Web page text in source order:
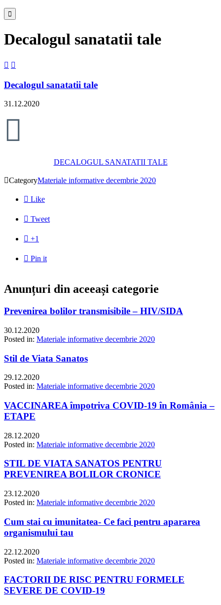

Decalogul sanatatii tale
 
Decalogul sanatatii tale
31.12.2020

DECALOGUL SANATATII TALE
CategoryMateriale informative decembrie 2020
 Like
 Tweet
 +1
 Pin it
Anunțuri din aceeași categorie
Prevenirea bolilor transmisibile – HIV/SIDA
30.12.2020
Posted in: Materiale informative decembrie 2020
Stil de Viata Sanatos
29.12.2020
Posted in: Materiale informative decembrie 2020
VACCINAREA împotriva COVID-19 în România –
ETAPE
28.12.2020
Posted in: Materiale informative decembrie 2020
STIL DE VIATA SANATOS PENTRU
PREVENIREA BOLILOR CRONICE
23.12.2020
Posted in: Materiale informative decembrie 2020
Cum stai cu imunitatea- Ce faci pentru apararea
organismului tau
22.12.2020
Posted in: Materiale informative decembrie 2020
FACTORII DE RISC PENTRU FORMELE
SEVERE DE COVID-19